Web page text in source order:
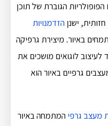
הגוברת של תוכן
חזותית, ישנןהזדמנויות
באיור. מיצירת גרפיקה
לוגואים מושכים את
גרפיים באיור הוא
מעצב גרפי המתמחה באיור